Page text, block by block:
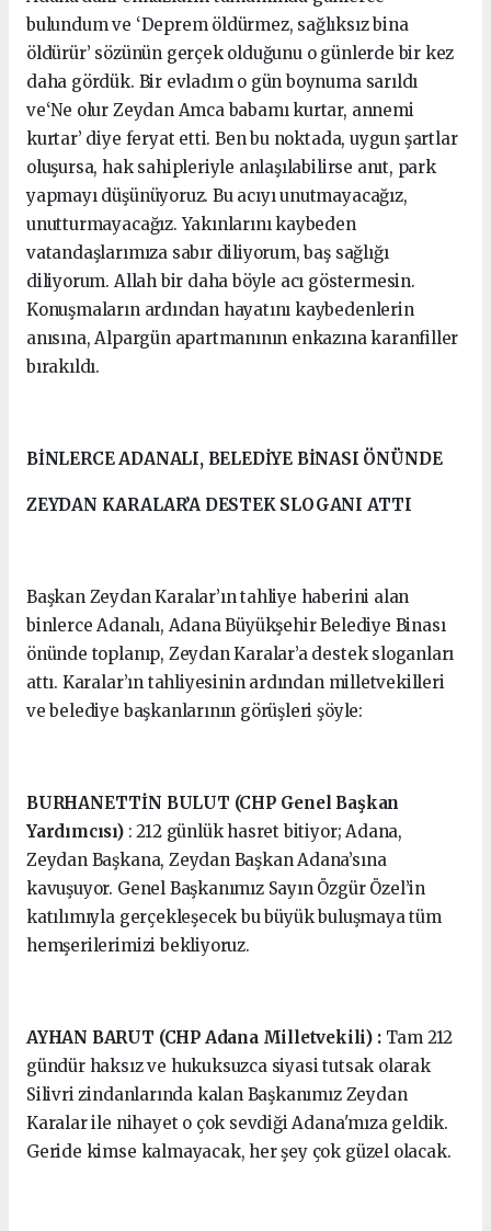
bulundum ve ‘Deprem öldürmez, sağlıksız bina
öldürür’ sözünün gerçek olduğunu o günlerde bir kez
daha gördük. Bir evladım o gün boynuma sarıldı
ve‘Ne olur Zeydan Amca babamı kurtar, annemi
kurtar’ diye feryat etti. Ben bu noktada, uygun şartlar
oluşursa, hak sahipleriyle anlaşılabilirse anıt, park
yapmayı düşünüyoruz. Bu acıyı unutmayacağız,
unutturmayacağız. Yakınlarını kaybeden
vatandaşlarımıza sabır diliyorum, baş sağlığı
diliyorum. Allah bir daha böyle acı göstermesin.
Konuşmaların ardından hayatını kaybedenlerin
anısına, Alpargün apartmanının enkazına karanfiller
bırakıldı.
BİNLERCE ADANALI, BELEDİYE BİNASI ÖNÜNDE
ZEYDAN KARALAR’A DESTEK SLOGANI ATTI
Başkan Zeydan Karalar’ın tahliye haberini alan
binlerce Adanalı, Adana Büyükşehir Belediye Binası
önünde toplanıp, Zeydan Karalar’a destek sloganları
attı. Karalar’ın tahliyesinin ardından milletvekilleri
ve belediye başkanlarının görüşleri şöyle:
BURHANETTİN BULUT (CHP Genel Başkan
Yardımcısı): 212 günlük hasret bitiyor; Adana,
Zeydan Başkana, Zeydan Başkan Adana’sına
kavuşuyor. Genel Başkanımız Sayın Özgür Özel’in
katılımıyla gerçekleşecek bu büyük buluşmaya tüm
hemşerilerimizi bekliyoruz.
AYHAN BARUT (CHP Adana Milletvekili) :Tam 212
gündür haksız ve hukuksuzca siyasi tutsak olarak
Silivri zindanlarında kalan Başkanımız Zeydan
Karalar ile nihayet o çok sevdiği Adana'mıza geldik.
Geride kimse kalmayacak, her şey çok güzel olacak.